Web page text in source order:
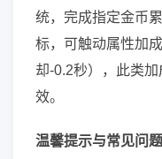
统，完成指定金币
标，可触动属性加
却-0.2秒），此类
效。
温馨提示与常见问题